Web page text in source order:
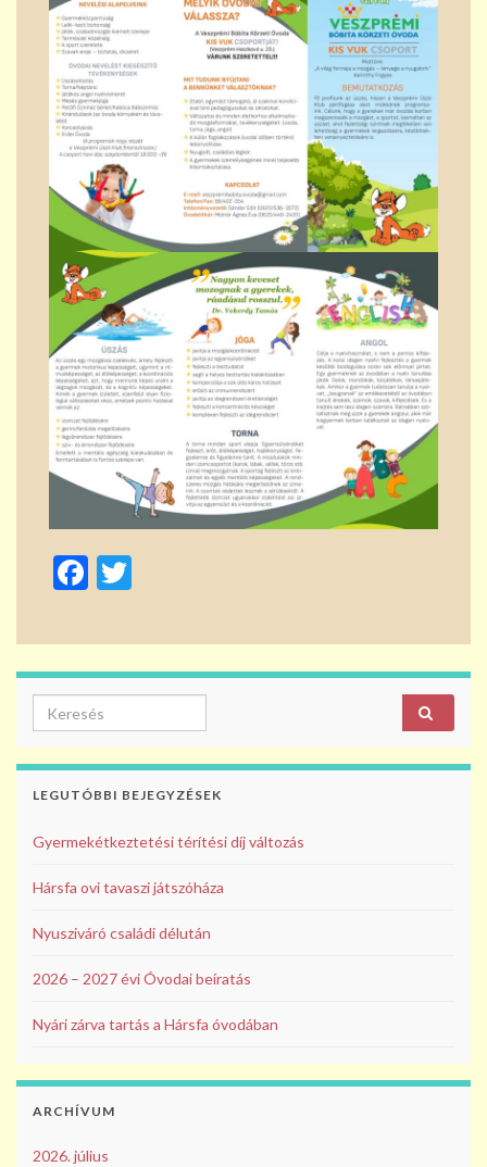
F
e
b
o
o
k
itt
er
Search for:
LEGUTÓBBI BEJEGYZÉSEK
Gyermekétkeztetési térítési díj változás
Hársfa ovi tavaszi játszóháza
Nyusziváró családi délután
2026 – 2027 évi Óvodai beíratás
Nyári zárva tartás a Hársfa óvodában
ARCHÍVUM
2026. július